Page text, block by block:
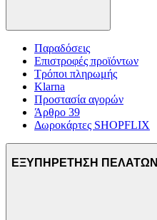
Παραδόσεις
Επιστροφές προϊόντων
Τρόποι πληρωμής
Klarna
Προστασία αγορών
Άρθρο 39
Δωροκάρτες SHOPFLIX
ΕΞΥΠΗΡΕΤΗΣΗ ΠΕΛΑΤΩΝ